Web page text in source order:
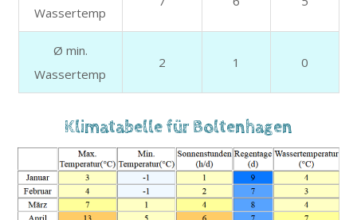
Wassertemp
Ø min.
Wassertemp
2 1 0
Klimatabelle für Boltenhagen